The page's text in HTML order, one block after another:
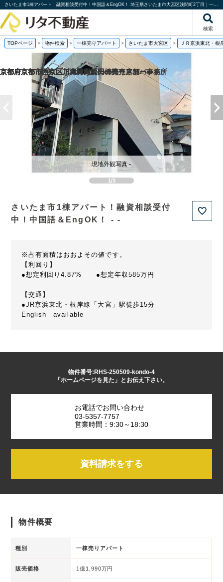
さいたま市1棟アパート！融資相談受付中！中国語＆EngOK！ 埼玉県さいたま市大宮区浅間町2丁目｜一棟売りアパート｜投資物件や収益物件｜株式会社リタ不動産
検索
TOPページ > 物件検索 > 一棟売りアパート > さいたま市大宮区 > ＪＲ京浜東北・根
1/3
現地外観写真 -
さいたま市1棟アパート！融資相談受付
中！中国語＆EngOK！ - -
※占有面積はおおよその値です。
【利回り】
●想定利回り4.87% ●想定年収585万円
【交通】
●JR京浜東北・根岸線「大宮」駅徒歩15分
English available
物件番号:RHS-250509-kondo-4
「ホームページを見た」とお伝え下さい。
お電話でお問い合わせ
03-5357-7757
営業時間：9:30～18:30
資料請求をする
物件概要
種別 一棟売りアパート
販売価格 1億1,990万円
京都府京都市西京区下津林六反田の売り店舗・事務所
京都府京都市西京区川島野田町の一棟売りアパート
京都府京都市西京区下津林六反田の
京都府京都市下京区二人司町の一棟売りアパート